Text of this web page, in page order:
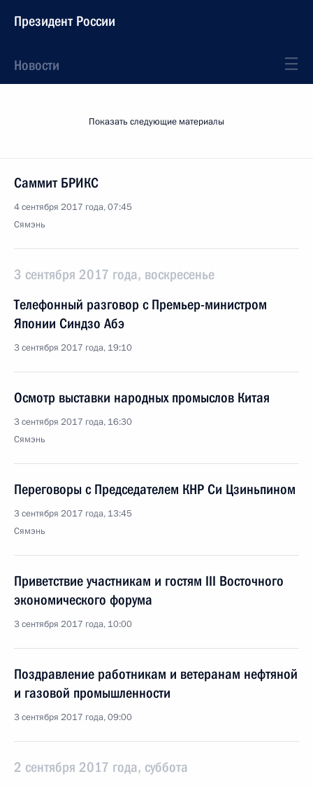
Президент России
Новости
Показать следующие материалы
Саммит БРИКС
4 сентября 2017 года, 07:45
Сямэнь
3 сентября 2017 года, воскресенье
Телефонный разговор с Премьер-министром
Японии Синдзо Абэ
3 сентября 2017 года, 19:10
Осмотр выставки народных промыслов Китая
3 сентября 2017 года, 16:30
Сямэнь
Переговоры с Председателем КНР Си Цзиньпином
3 сентября 2017 года, 13:45
Сямэнь
Приветствие участникам и гостям III Восточного
экономического форума
3 сентября 2017 года, 10:00
Поздравление работникам и ветеранам нефтяной
и газовой промышленности
3 сентября 2017 года, 09:00
2 сентября 2017 года, суббота